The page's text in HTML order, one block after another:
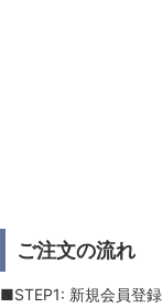
ご注文の流れ
■STEP1: 新規会員登録